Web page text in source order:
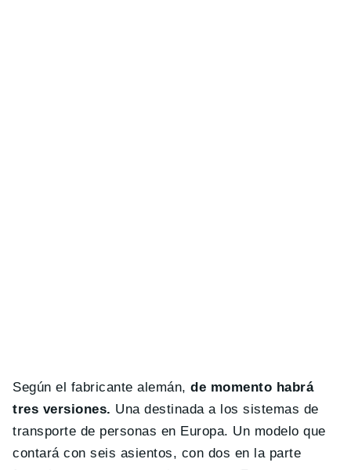
Según el fabricante alemán,de momento habrá
tres versiones. Una destinada a los sistemas de
transporte de personas en Europa. Un modelo que
contará con seis asientos, con dos en la parte